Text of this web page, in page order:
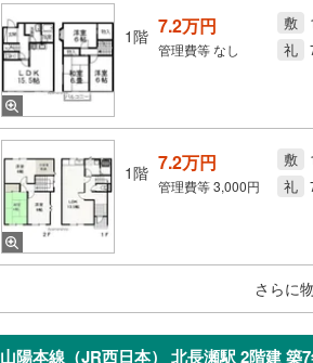
1階 7.2万円
管理費等なし
敷
礼
1階 7.2万円
管理費等3,000円
敷
礼
さらに
山陽本線（JR西日本） 北長瀬駅 2階建 築